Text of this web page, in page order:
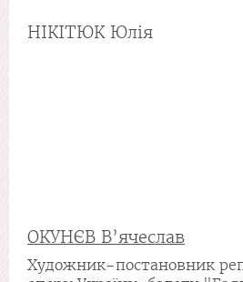
НІКІТЮК Юлія
ОКУНЄВ В’ячеслав
Художник-постановник